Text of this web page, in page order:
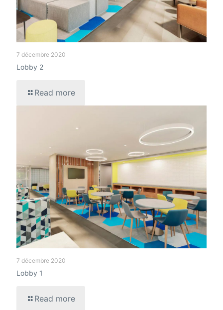
7 décembre 2020
Lobby 2
Read more
7 décembre 2020
Lobby 1
Read more